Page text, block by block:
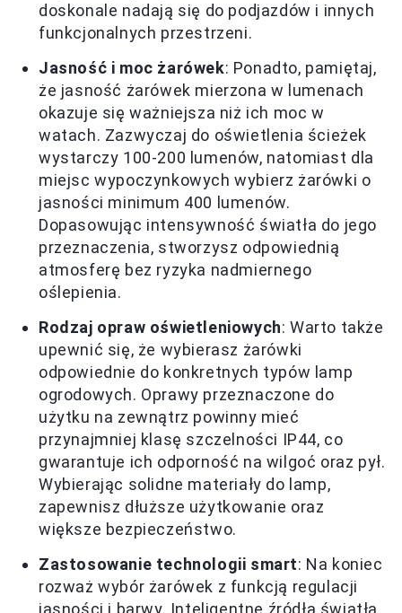
doskonale nadają się do podjazdów i innych
funkcjonalnych przestrzeni.
Jasność i moc żarówek: Ponadto, pamiętaj,
że jasność żarówek mierzona w lumenach
okazuje się ważniejsza niż ich moc w
watach. Zazwyczaj do oświetlenia ścieżek
wystarczy 100-200 lumenów, natomiast dla
miejsc wypoczynkowych wybierz żarówki o
jasności minimum 400 lumenów.
Dopasowując intensywność światła do jego
przeznaczenia, stworzysz odpowiednią
atmosferę bez ryzyka nadmiernego
oślepienia.
Rodzaj opraw oświetleniowych: Warto także
upewnić się, że wybierasz żarówki
odpowiednie do konkretnych typów lamp
ogrodowych. Oprawy przeznaczone do
użytku na zewnątrz powinny mieć
przynajmniej klasę szczelności IP44, co
gwarantuje ich odporność na wilgoć oraz pył.
Wybierając solidne materiały do lamp,
zapewnisz dłuższe użytkowanie oraz
większe bezpieczeństwo.
Zastosowanie technologii smart: Na koniec
rozważ wybór żarówek z funkcją regulacji
jasności i barwy. Inteligentne źródła światła